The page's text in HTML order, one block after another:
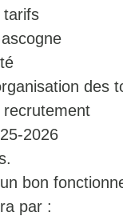
tarifs
des
recrutement
2026
bon
par :